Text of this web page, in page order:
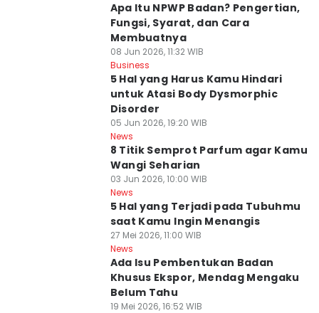
Apa Itu NPWP Badan? Pengertian,
Fungsi, Syarat, dan Cara
Membuatnya
08 Jun 2026, 11:32 WIB
Business
5 Hal yang Harus Kamu Hindari
untuk Atasi Body Dysmorphic
Disorder
05 Jun 2026, 19:20 WIB
News
8 Titik Semprot Parfum agar Kamu
Wangi Seharian
03 Jun 2026, 10:00 WIB
News
5 Hal yang Terjadi pada Tubuhmu
saat Kamu Ingin Menangis
27 Mei 2026, 11:00 WIB
News
Ada Isu Pembentukan Badan
Khusus Ekspor, Mendag Mengaku
Belum Tahu
19 Mei 2026, 16:52 WIB